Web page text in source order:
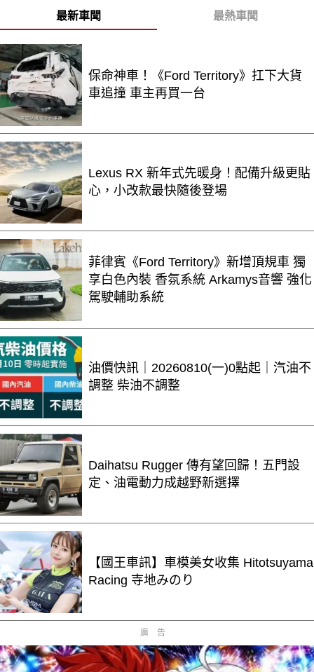
最新車聞 最熱車聞
保命神車！《Ford Territory》扛下大貨
車追撞 車主再買一台
Lexus RX 新年式先暖身！配備升級更貼
心，小改款最快隨後登場
菲律賓《Ford Territory》新增頂規車 獨
享白色內裝 香氛系統 Arkamys音響 強化
駕駛輔助系統
油價快訊｜20260810(一)0點起｜汽油不
調整 柴油不調整
Daihatsu Rugger 傳有望回歸！五門設
定、油電動力成越野新選擇
【國王車訊】車模美女收集 Hitotsuyama
Racing 寺地みのり
廣告